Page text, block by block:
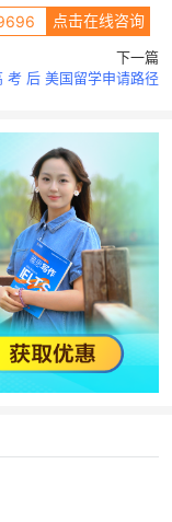
点击在线咨询
下一篇
考 后 美国留学申请路径